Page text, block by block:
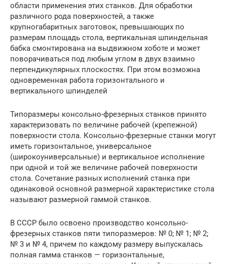
области применения этих станков. Для обработки
различного рода поверхностей, а также
крупногабаритных заготовок, превышающих по
размерам площадь стола, вертикальная шпиндельная
бабка смонтирована на выдвижном хоботе и может
поворачиваться под любым углом в двух взаимно
перпендикулярных плоскостях. При этом возможна
одновременная работа горизонтального и
вертикального шпинделей
Типоразмеры консольно-фрезерных станков принято
характеризовать по величине рабочей (крепежной)
поверхности стола. Консольно-фрезерные станки могут
иметь горизонтальное, универсальное
(широкоуниверсальные) и вертикальное исполнение
при одной и той же величине рабочей поверхности
стола. Сочетание разных исполнений станка при
одинаковой основной размерной характеристике стола
называют размерной гаммой станков.
В СССР было освоено производство консольно-
фрезерных станков пяти типоразмеров: № 0; № 1; № 2;
№ 3 и № 4, причем по каждому размеру выпускалась
полная гамма станков — горизонтальные,